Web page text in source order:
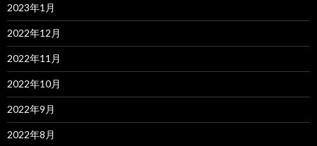
2023年1月
2022年12月
2022年11月
2022年10月
2022年9月
2022年8月